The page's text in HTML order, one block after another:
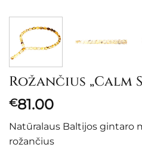
Rožančius „Calm
€81.00
Natūralaus Baltijos gintaro
rožančius